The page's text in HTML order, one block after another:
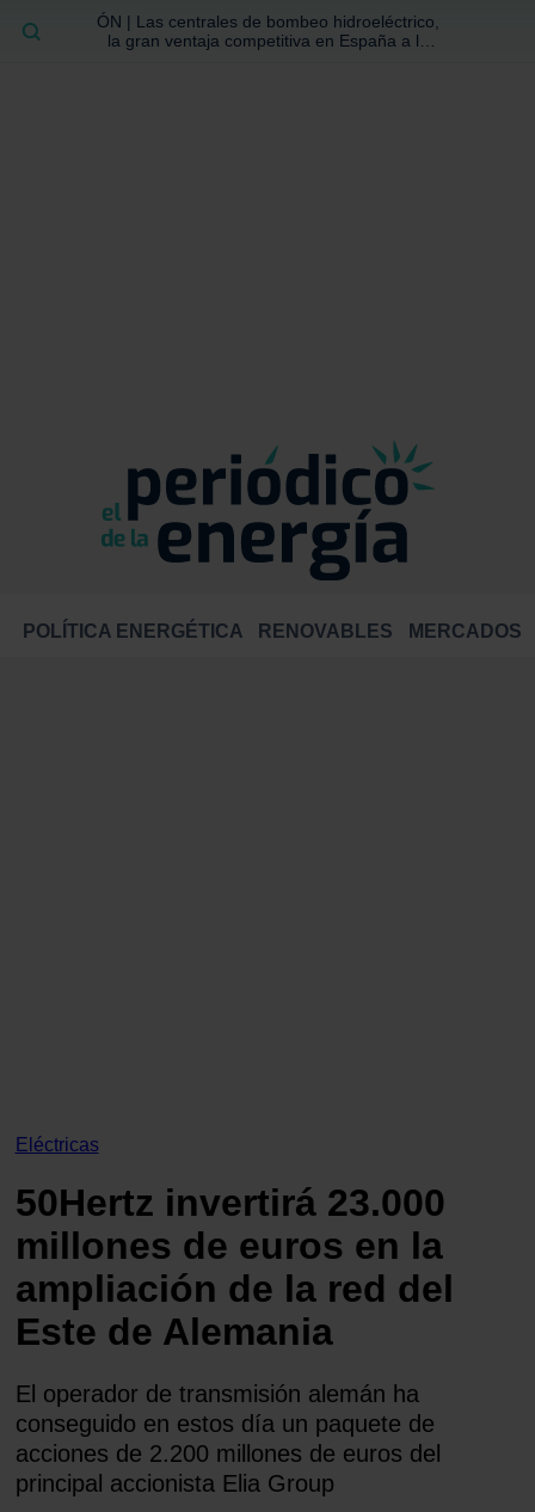
ÓN | Las centrales de bombeo hidroeléctrico,
la gran ventaja competitiva en España a la
POLÍTICA ENERGÉTICA RENOVABLES MERCADOS
BUSCAR
Eléctricas
50Hertz invertirá 23.000
millones de euros en la
ampliación de la red del
Este de Alemania
El operador de transmisión alemán ha
conseguido en estos día un paquete de
acciones de 2.200 millones de euros del
principal accionista Elia Group